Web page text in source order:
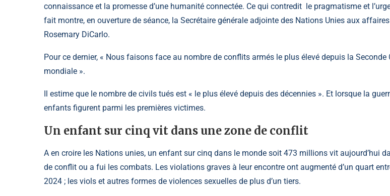
connaissance et la promesse d’une humanité connectée. Ce qui contredit le pragmatisme et
fait montre, en ouverture de séance, la Secrétaire générale adjointe des Nations Unies aux
Rosemary DiCarlo.
Pour ce dernier, « Nous faisons face au nombre de conflits armés le plus élevé depuis la Seconde
mondiale ».
Il estime que le nombre de civils tués est « le plus élevé depuis des décennies ». Et lorsque la
enfants figurent parmi les premières victimes.
Un enfant sur cinq vit dans une zone de conflit
A en croire les Nations unies, un enfant sur cinq dans le monde soit 473 millions vit aujourd’hui
de conflit ou a fui les combats. Les violations graves à leur encontre ont augmenté d’un quart
2024 ; les viols et autres formes de violences sexuelles de plus d’un tiers.